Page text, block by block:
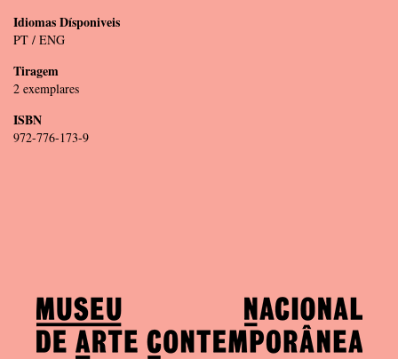
Idiomas Dísponiveis
PT / ENG
Tiragem
2 exemplares
ISBN
972-776-173-9